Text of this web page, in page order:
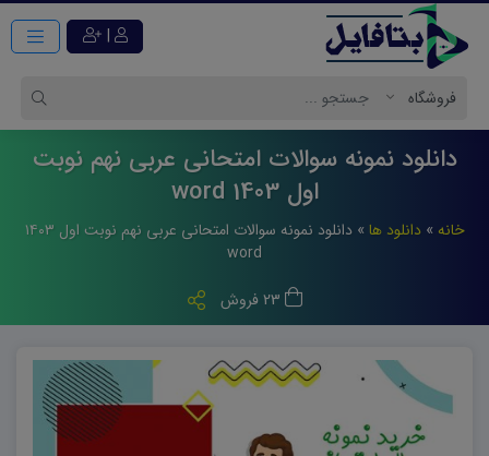
|
دانلود نمونه سوالات امتحانی عربی نهم نوبت
اول 1403 word
خانه »دانلود ها »
دانلود نمونه سوالات امتحانی عربی نهم نوبت اول ۱۴۰۳
word